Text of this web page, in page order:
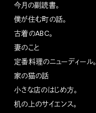
今月の副読書。
僕が住む町の話。
古着のABC。
妻のこと
定番料理のニューディール。
家の猫の話
小さな店のはじめ方。
机の上のサイエンス。